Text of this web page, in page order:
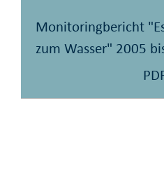
Monitoringbericht
zum Wasser" 2005